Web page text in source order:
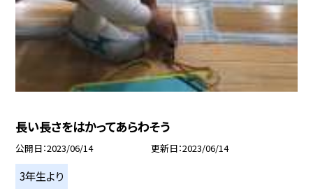
長い長さをはかってあらわそう
公開日 2023/06/14 更新日 2023/06/14
3年生より